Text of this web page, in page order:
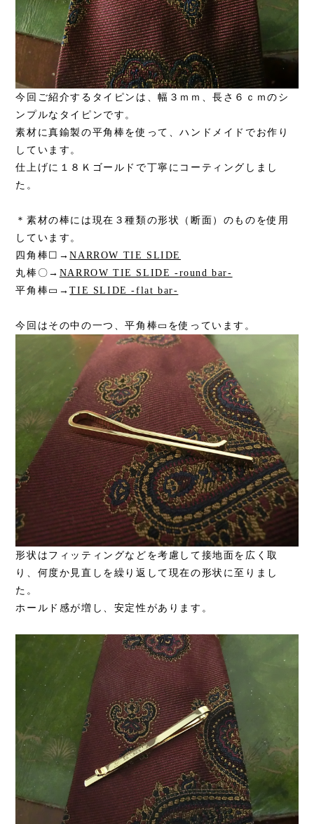
今回ご紹介するタイピンは、幅３ｍｍ、長さ６ｃｍのシ
ンプルなタイピンです。
素材に真鍮製の平角棒を使って、ハンドメイドでお作り
しています。
仕上げに１８Ｋゴールドで丁寧にコーティングしまし
た。
＊素材の棒には現在３種類の形状（断面）のものを使用
しています。
四角棒☐→NARROW TIE SLIDE
丸棒〇→ NARROW TIE SLIDE -round bar-
平角棒▭→TIE SLIDE -flat bar-
今回はその中の一つ、平角棒▭を使っています。
形状はフィッティングなどを考慮して接地面を広く取
り、何度か見直しを繰り返して現在の形状に至りまし
た。
ホールド感が増し、安定性があります。